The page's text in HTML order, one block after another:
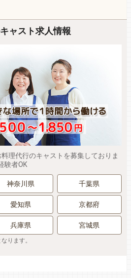
ャスト求人情報
理代行のキャストを募集しておりま
験者OK
神奈川県 千葉県
愛知県 京都府
兵庫県 宮城県
ります。